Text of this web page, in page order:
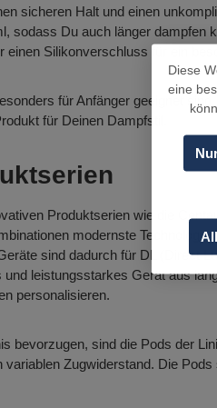
sicheren Halt und einen
sodass Du auch länger
Silikonverschluss für ein
für Anfänger geeignet
für Deinen Dampfstil.
Produktserien wie die
modernste
sind dadurch für DL (Direct
leistungsstarkes Gerät aus
personalisieren.
bevorzugen, sind die Pods der
Zugwiderstand. Die
Diese
eine